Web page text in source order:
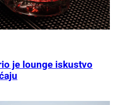
je lounge iskustvo